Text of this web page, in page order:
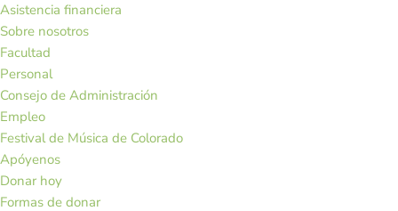
Asistencia financiera
Sobre nosotros
Facultad
Personal
Consejo de Administración
Empleo
Festival de Música de Colorado
Apóyenos
Donar hoy
Formas de donar